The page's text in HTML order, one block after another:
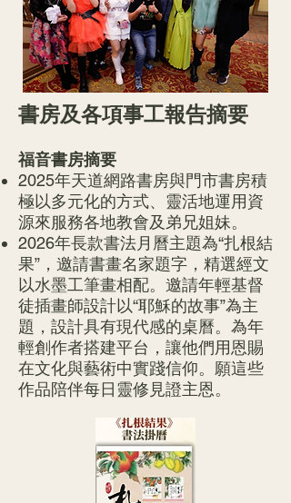
書房及各項事工報告摘要
福音書房摘要
2025年天道網路書房與門市書房積
極以多元化的方式、靈活地運用資
源來服務各地教會及弟兄姐妹。
2026年長款書法月曆主題為“扎根結
果”，邀請書畫名家題字，精選經文
以水墨工筆畫相配。 邀請年輕基督
徒插畫師設計以“耶穌的故事”為主
題，設計具有現代感的桌曆。為年
輕創作者搭建平台，讓他們用恩賜
在文化與藝術中實踐信仰。願這些
作品陪伴每日靈修見證主恩。